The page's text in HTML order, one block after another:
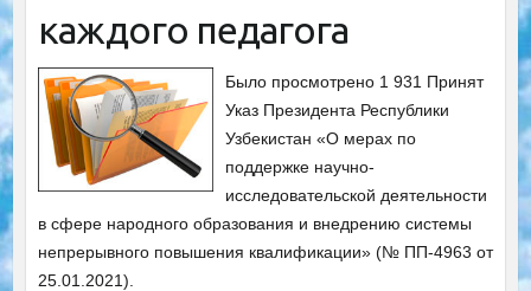
каждого педагога
Было просмотрено 1 931 Принят
Указ Президента Республики
Узбекистан «О мерах по
поддержке научно-
исследовательской деятельности
в сфере народного образования и внедрению системы
непрерывного повышения квалификации» (№ ПП-4963 от
25.01.2021).